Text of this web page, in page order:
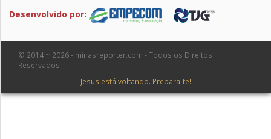
Desenvolvido por:
© 2014 ~ 2026 - minasreporter.com - Todos os Direitos
Reservados
Jesus está voltando. Prepara-te!